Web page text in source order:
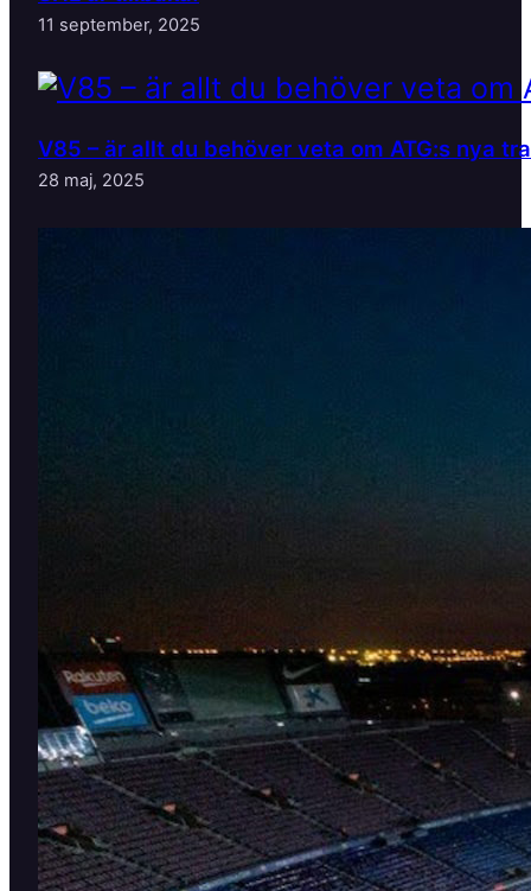
11 september, 2025
V85 – är allt du behöver veta om ATG:s nya
28 maj, 2025